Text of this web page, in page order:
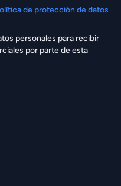
de protección de datos
personales para recibir
por parte de esta